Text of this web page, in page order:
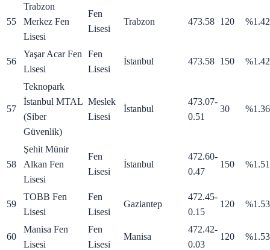
55
Trabzon
Merkez Fen
Lisesi
Fen
Lisesi
Trabzon 473.58 120 %1.42
56
Yaşar Acar Fen
Lisesi
Fen
Lisesi
İstanbul 473.58 150 %1.42
57
Teknopark
İstanbul MTAL
(Siber
Güvenlik)
Meslek
Lisesi
İstanbul
473.07-
0.51
30 %1.36
58
Şehit Münir
Alkan Fen
Lisesi
Fen
Lisesi
İstanbul
472.60-
0.47
150 %1.51
59
TOBB Fen
Lisesi
Fen
Lisesi
Gaziantep
472.45-
0.15
120 %1.53
60
Manisa Fen
Lisesi
Fen
Lisesi
Manisa
472.42-
0.03
120 %1.53